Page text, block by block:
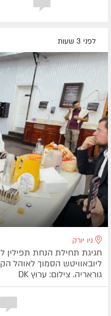
לפני 3 שעות
ניו יורק
חגיגת תחילת הנחת תפילין
ליובאוויטש הסמוך לאוהל
גוראריה. צילום: ערוץ DK